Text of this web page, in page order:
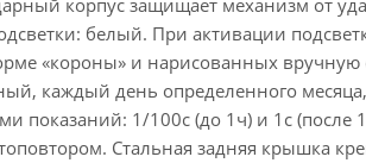
корпус защищает механизм от
белый. При активации
«короны» и нарисованных вручную
каждый день определенного
показаний: 1/100с (до 1ч) и 1с
Стальная задняя крышка